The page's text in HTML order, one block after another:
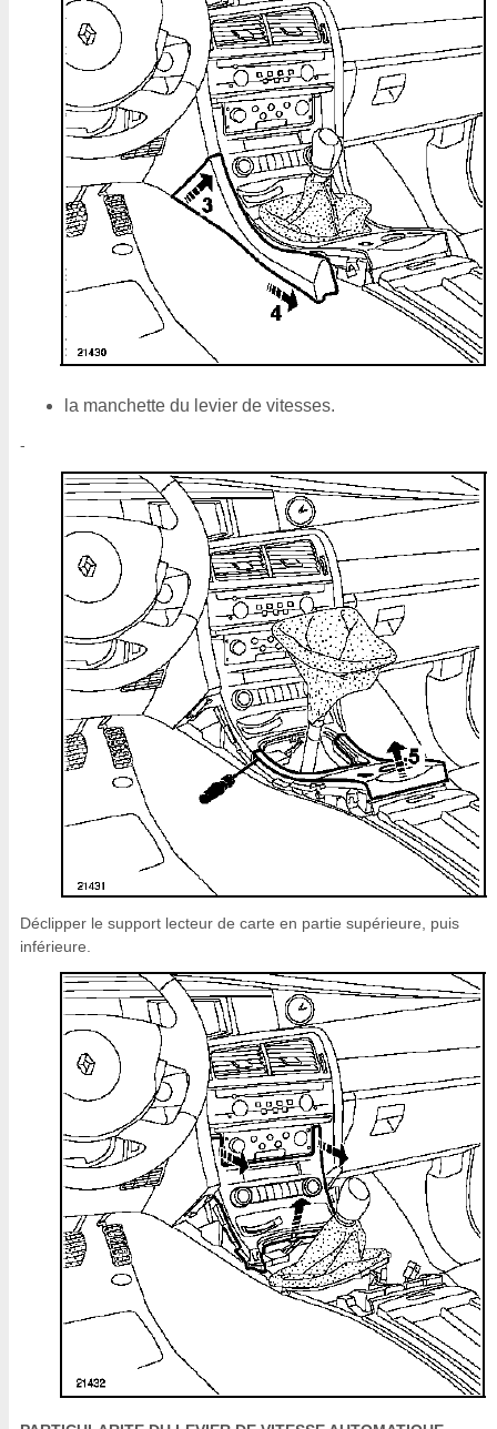
la manchette du levier de vitesses.
-
Déclipper le support lecteur de carte en partie supérieure, puis
inférieure.